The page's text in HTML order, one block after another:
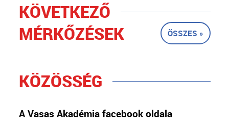
KÖVETKEZŐ
MÉRKŐZÉSEK
ÖSSZES »
KÖZÖSSÉG
A Vasas Akadémia facebook oldala